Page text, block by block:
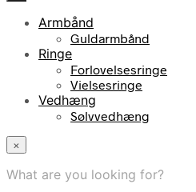
Armbånd
Guldarmbånd
Ringe
Forlovelsesringe
Vielsesringe
Vedhæng
Sølvvedhæng
×
What are you looking for?